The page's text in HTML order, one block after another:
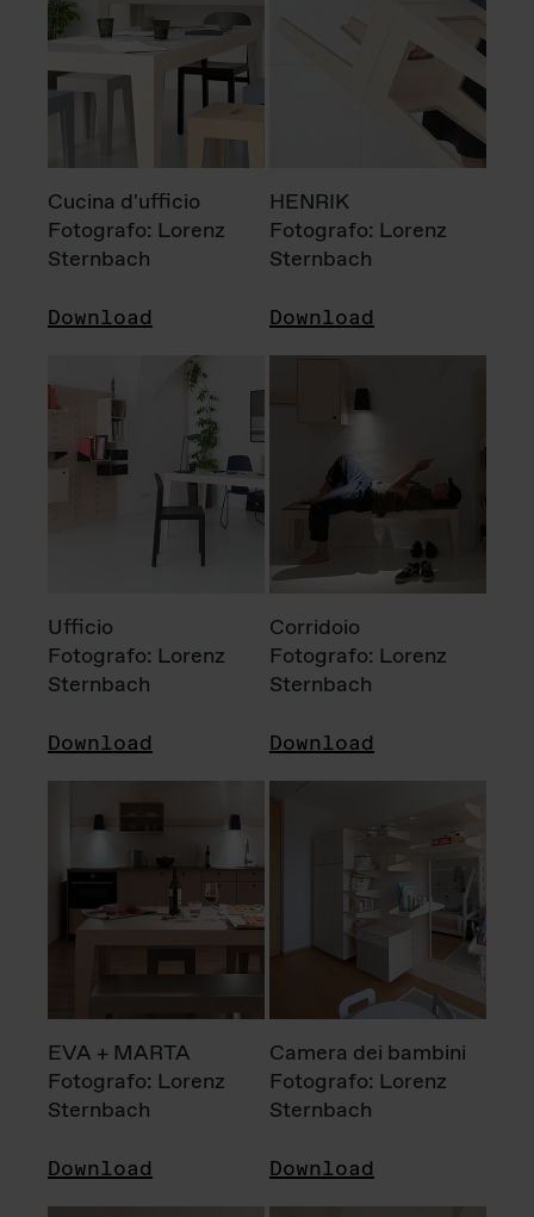
Cucina d'ufficio
Fotografo: Lorenz
Sternbach
Download
HENRIK
Fotografo: Lorenz
Sternbach
Download
Ufficio
Fotografo: Lorenz
Sternbach
Download
Corridoio
Fotografo: Lorenz
Sternbach
Download
EVA + MARTA
Fotografo: Lorenz
Sternbach
Download
Camera dei bambini
Fotografo: Lorenz
Sternbach
Download